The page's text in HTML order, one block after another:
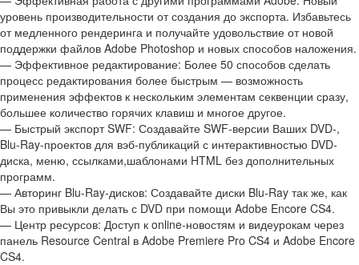
уровень производительности от создания до экспорта. Избавьтесь
от медленного рендеринга и получайте удовольствие от новой
поддержки файлов Adobe Photoshop и новых способов наложения.
— Эффективное редактирование: Более 50 способов сделать
процесс редактирования более быстрым — возможность
применения эффектов к нескольким элементам секвенции сразу,
большее количество горячих клавиш и многое другое.
— Быстрый экспорт SWF: Создавайте SWF-версии Ваших DVD-,
Blu-Ray-проектов для вэб-публикаций с интерактивностью DVD-
диска, меню, ссылками,шаблонами HTML без дополнительных
программ.
— Авторинг Blu-Ray-дисков: Создавайте диски Blu-Ray так же, как
Вы это привыкли делать с DVD при помощи Adobe Encore CS4.
— Центр ресурсов: Доступ к online-новостям и видеурокам через
панель Resource Central в Adobe Premiere Pro CS4 и Adobe Encore
CS4.